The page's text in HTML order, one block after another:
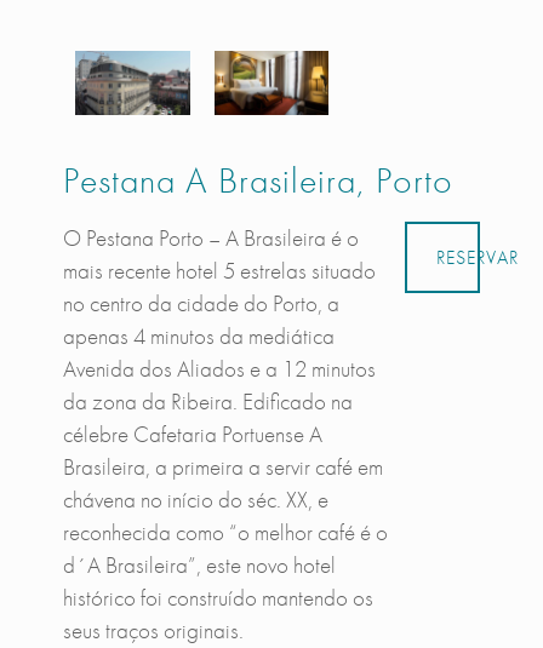
Pestana A Brasileira, Porto
O Pestana Porto – A Brasileira é o
mais recente hotel 5 estrelas situado
no centro da cidade do Porto, a
apenas 4 minutos da mediática
Avenida dos Aliados e a 12 minutos
da zona da Ribeira. Edificado na
célebre Cafetaria Portuense A
Brasileira, a primeira a servir café em
chávena no início do séc. XX, e
reconhecida como “o melhor café é o
d´A Brasileira”, este novo hotel
histórico foi construído mantendo os
seus traços originais.
RESERVAR